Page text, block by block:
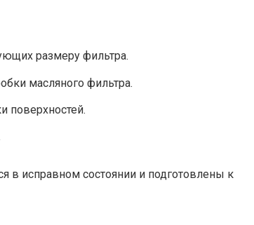
размеру фильтра.
масляного фильтра.
поверхностей.
в исправном состоянии и подготовлены к